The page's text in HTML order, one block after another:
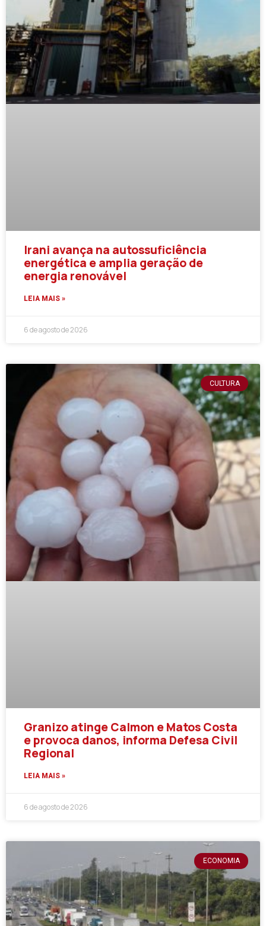
Irani avança na autossuficiência
energética e amplia geração de
energia renovável
LEIA MAIS »
6 de agosto de 2026
CULTURA
Granizo atinge Calmon e Matos Costa
e provoca danos, informa Defesa Civil
Regional
LEIA MAIS »
6 de agosto de 2026
ECONOMIA